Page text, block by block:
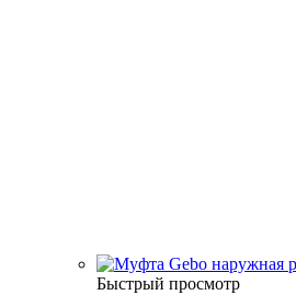
Быстрый просмотр